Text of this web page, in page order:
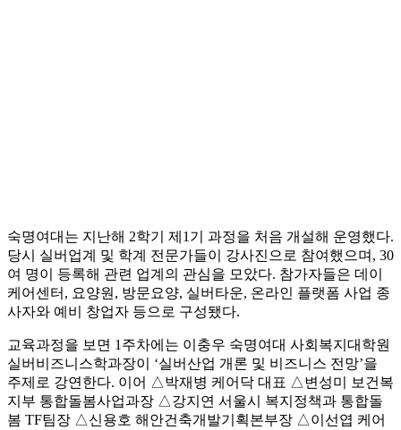
숙명여대는 지난해 2학기 제1기 과정을 처음 개설해 운영했다.
당시 실버업계 및 학계 전문가들이 강사진으로 참여했으며, 30
여 명이 등록해 관련 업계의 관심을 모았다. 참가자들은 데이
케어센터, 요양원, 방문요양, 실버타운, 온라인 플랫폼 사업 종
사자와 예비 창업자 등으로 구성됐다.
교육과정을 보면 1주차에는 이충우 숙명여대 사회복지대학원
실버비즈니스학과장이 ‘실버산업 개론 및 비즈니스 전망’을
주제로 강연한다. 이어 △박재병 케어닥 대표 △변성미 보건복
지부 통합돌봄사업과장 △강지연 서울시 복지정책과 통합돌
봄 TF팀장 △신용호 해안건축개발기획본부장 △이선엽 케어